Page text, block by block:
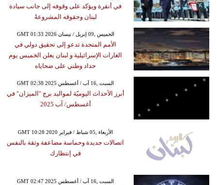
في أنقرة ويؤكد على وقوفه إلى جانب سيادة
لبنان وحقوقه المشروعةً
GMT 01:33 2026 الخميس ,09 إبريل / نيسان
الأمم المتحدة تدعو إلى تحقيق دولي في
الغارات الإسرائيلية و لبنان يعلن الخميس يوم
حداد وطني على ضحاياه
GMT 02:38 2025 السبت ,16 آب / أغسطس
أبرز الأحداث اليوميّة لمواليد برج "الميزان" في
أغسطس/ آب 2025
GMT 10:28 2020 الأربعاء ,05 شباط / فبراير
اتصالات جديدة وحماسة مضاعفة وثقة بالنفس
في إنتظارك
GMT 02:47 2025 السبت ,16 آب / أغسطس